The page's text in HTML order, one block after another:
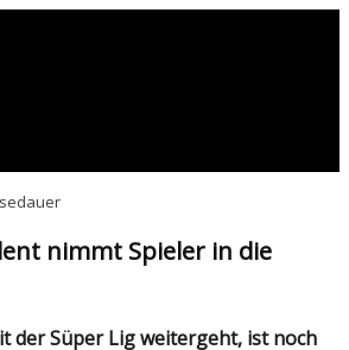
nimmt Spieler in die